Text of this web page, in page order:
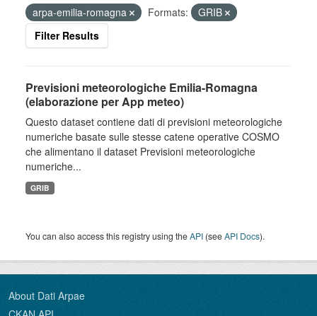
arpa-emilia-romagna
Formats:
GRIB
Filter Results
Previsioni meteorologiche Emilia-Romagna
(elaborazione per App meteo)
Questo dataset contiene dati di previsioni meteorologiche
numeriche basate sulle stesse catene operative COSMO
che alimentano il dataset Previsioni meteorologiche
numeriche...
GRIB
You can also access this registry using theAPI (seeAPI Docs).
About Dati Arpae